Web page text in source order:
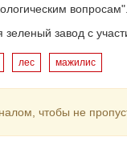
вопросам".
зеленый завод с
лес мажилис
чтобы не